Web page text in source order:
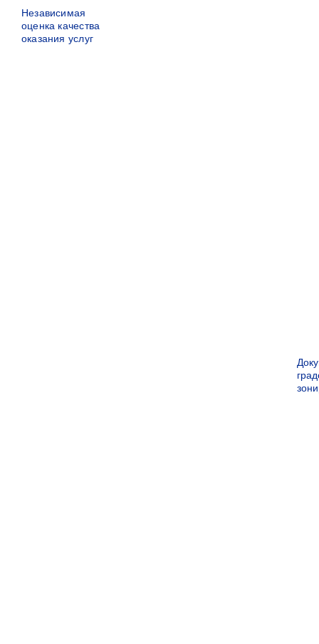
Независимая
оценка качества
оказания услуг